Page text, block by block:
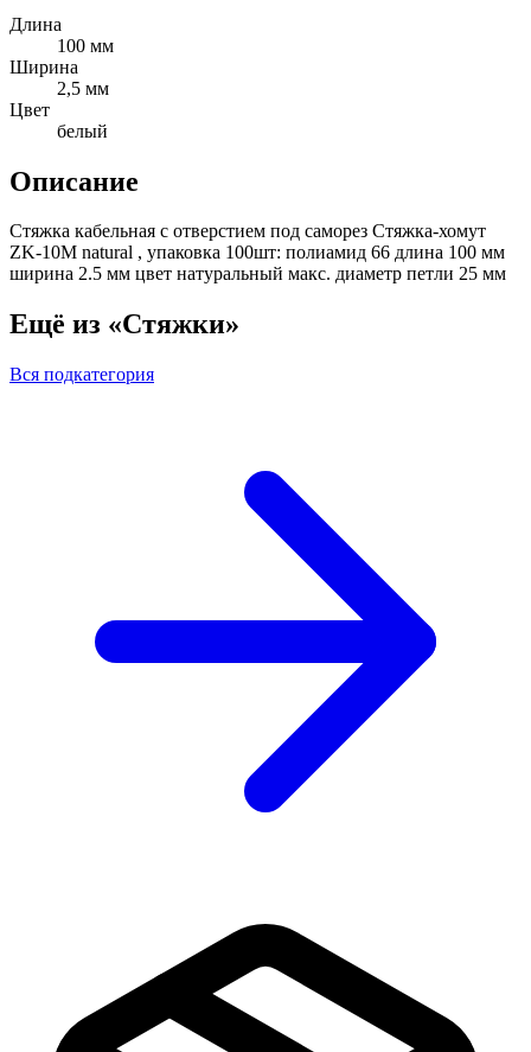
Длина
100 мм
Ширина
2,5 мм
Цвет
белый
Описание
Стяжка кабельная с отверстием под саморез Стяжка-хомут
ZK-10M natural , упаковка 100шт: полиамид 66 длина 100 мм
ширина 2.5 мм цвет натуральный макс. диаметр петли 25 мм
Ещё из «Стяжки»
Вся подкатегория